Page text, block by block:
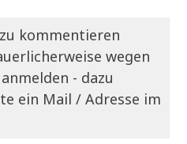
kommentieren
wegen
- dazu
ein Mail / Adresse im